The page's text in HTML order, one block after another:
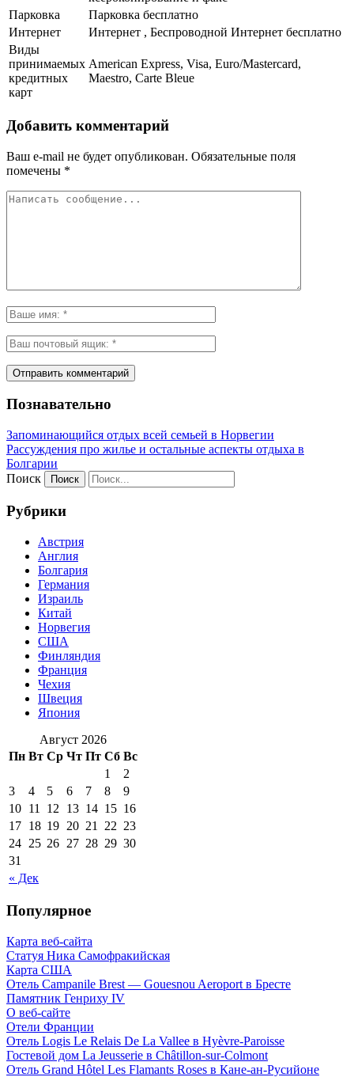
Парковка
Парковка бесплатно
Интернет
Интернет , Беспроводной Интернет бесплатно
Виды
принимаемых
кредитных
карт
American Express, Visa, Euro/Mastercard,
Maestro, Carte Bleue
Добавить комментарий
Ваш e-mail не будет опубликован. Обязательные поля
помечены *
Познавательно
Запоминающийся отдых всей семьей в Норвегии
Рассуждения про жилье и остальные аспекты отдыха в
Болгарии
Поиск
Рубрики
Австрия
Англия
Болгария
Германия
Израиль
Китай
Норвегия
США
Финляндия
Франция
Чехия
Швеция
Япония
Август 2026
Пн Вт Ср Чт Пт Сб Вс
« Дек
1
2
3
4 5 6 7 8
9
10 11 12 13 14 15 16
17 18 19 20 21 22 23
24 25 26 27 28 29 30
31
Популярное
Карта веб-сайта
Статуя Ника Самофракийская
Карта США
Отель Campanile Brest — Gouesnou Aeroport в Бресте
Памятник Генриху IV
О веб-сайте
Отели Франции
Отель Logis Le Relais De La Vallee в Hyèvre-Paroisse
Гостевой дом La Jeusserie в Châtillon-sur-Colmont
Отель Grand Hôtel Les Flamants Roses в Кане-ан-Русийоне